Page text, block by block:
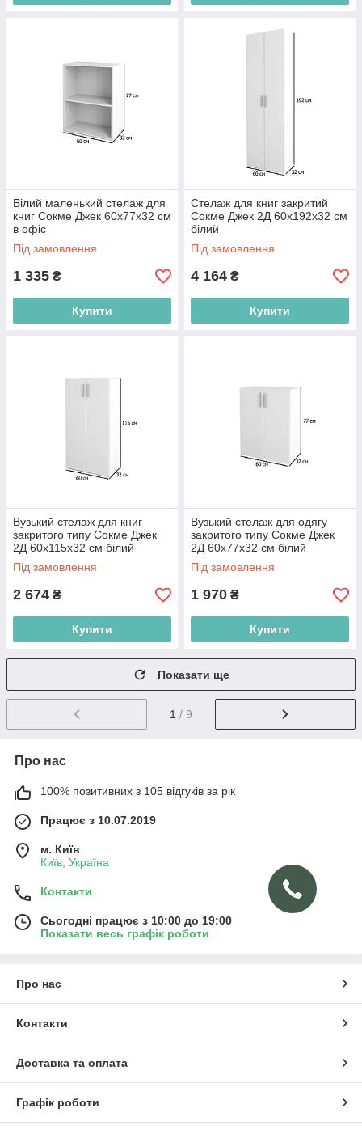
Білий маленький стелаж для
книг Сокме Джек 60х77х32 см
в офіс
Під замовлення
1 335 ₴
Купити
Стелаж для книг закритий
Сокме Джек 2Д 60х192х32 см
білий
Під замовлення
4 164 ₴
Купити
Вузький стелаж для книг
закритого типу Сокме Джек
2Д 60х115х32 см білий
Під замовлення
2 674 ₴
Купити
Вузький стелаж для одягу
закритого типу Сокме Джек
2Д 60х77х32 см білий
Під замовлення
1 970 ₴
Купити
Показати ще
1 / 9
Про нас
100% позитивних з 105 відгуків за рік
Працює з 10.07.2019
м. Київ
Київ, Україна
Контакти
Сьогодні працює з 10:00 до 19:00
Показати весь графік роботи
Про нас
Контакти
Доставка та оплата
Графік роботи